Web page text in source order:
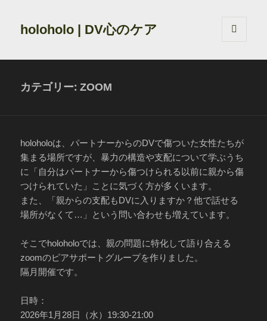
holoholo | DV心のケア
ーとウ
カテゴリー:ZOOM
holoholoは、パートナーからのDVで傷ついた女性たちが
集まる場所ですが、暴力の構造や支配について学ぶうち
に「自分はパートナーから傷つけられる以前に親から傷
つけられていた」ことに気づく方が多くいます。
また、「親からの支配もDVに入りますか？他で話せる
場所がなくて…」という問い合わせも増えています。
そこでholoholoでは、親の問題に特化して語り合える
zoomのピアサポートグループを作りました。
隔月開催です。
日時：
2026年1月28日（水）19:30-21:00